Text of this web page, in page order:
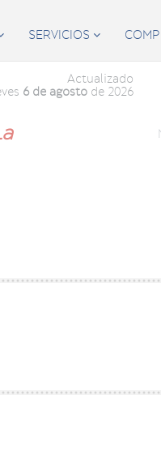
SERVICIOS 
Actualizado
6 de agostode 2026